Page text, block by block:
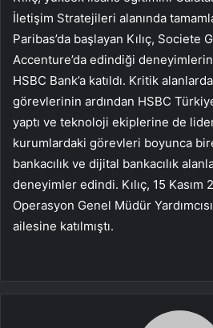
İletişim Stratejileri alanında
Paribas’da başlayan Kılıç, Societe
Accenture’da edindiği deneyimlerin
HSBC Bank’a katıldı. Kritik
görevlerinin ardından HSBC
yaptı ve teknoloji ekiplerine de
kurumlardaki görevleri boyunca
bankacılık ve dijital bankacılık
deneyimler edindi. Kılıç, 15 Kasım
Operasyon Genel Müdür
ailesine katılmıştı.